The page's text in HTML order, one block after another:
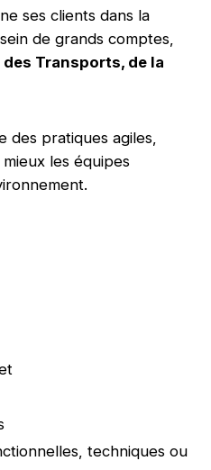
ses clients dans la
de grands comptes,
Transports, de la
des pratiques agiles,
les équipes
techniques ou